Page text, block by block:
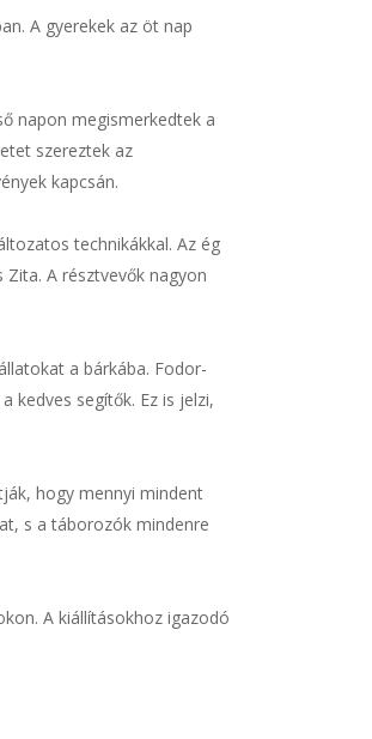
A gyerekek az öt nap
napon megismerkedtek a
szereztek az
kapcsán.
technikákkal. Az ég
A résztvevők nagyon
a bárkába. Fodor-
kedves segítők. Ez is jelzi,
hogy mennyi mindent
s a táborozók mindenre
A kiállításokhoz igazodó